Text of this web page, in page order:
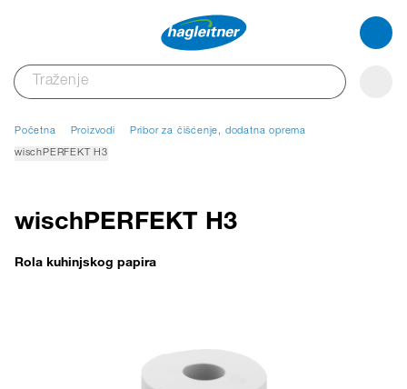
Početna Proizvodi Pribor za čišćenje, dodatna oprema
wischPERFEKT H3
wischPERFEKT H3
Rola kuhinjskog papira